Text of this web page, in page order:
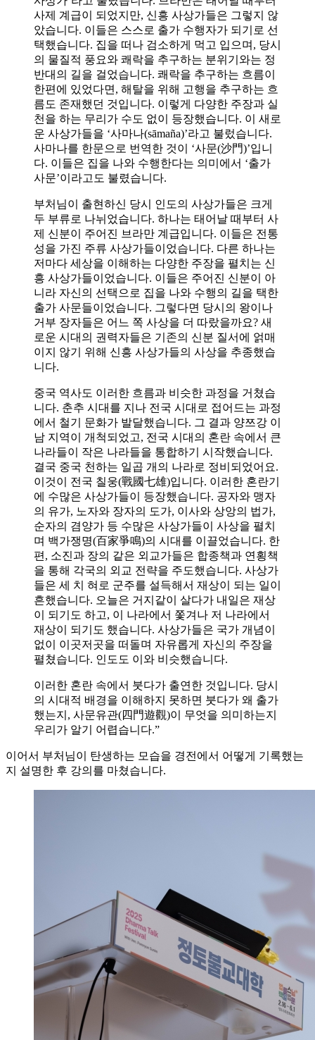
사제 계급이 되었지만, 신흥 사상가들은 그렇지 않
았습니다. 이들은 스스로 출가 수행자가 되기로 선
택했습니다. 집을 떠나 검소하게 먹고 입으며, 당시
의 물질적 풍요와 쾌락을 추구하는 분위기와는 정
반대의 길을 걸었습니다. 쾌락을 추구하는 흐름이
한편에 있었다면, 해탈을 위해 고행을 추구하는 흐
름도 존재했던 것입니다. 이렇게 다양한 주장과 실
천을 하는 무리가 수도 없이 등장했습니다. 이 새로
운 사상가들을 ‘사마나(sāmaña)’라고 불렀습니다.
사마나를 한문으로 번역한 것이 ‘사문(沙門)’입니
다. 이들은 집을 나와 수행한다는 의미에서 ‘출가
사문’이라고도 불렸습니다.
부처님이 출현하신 당시 인도의 사상가들은 크게
두 부류로 나뉘었습니다. 하나는 태어날 때부터 사
제 신분이 주어진 브라만 계급입니다. 이들은 전통
성을 가진 주류 사상가들이었습니다. 다른 하나는
저마다 세상을 이해하는 다양한 주장을 펼치는 신
흥 사상가들이었습니다. 이들은 주어진 신분이 아
니라 자신의 선택으로 집을 나와 수행의 길을 택한
출가 사문들이었습니다. 그렇다면 당시의 왕이나
거부 장자들은 어느 쪽 사상을 더 따랐을까요? 새
로운 시대의 권력자들은 기존의 신분 질서에 얽매
이지 않기 위해 신흥 사상가들의 사상을 추종했습
니다.
중국 역사도 이러한 흐름과 비슷한 과정을 거쳤습
니다. 춘추 시대를 지나 전국 시대로 접어드는 과정
에서 철기 문화가 발달했습니다. 그 결과 양쯔강 이
남 지역이 개척되었고, 전국 시대의 혼란 속에서 큰
나라들이 작은 나라들을 통합하기 시작했습니다.
결국 중국 천하는 일곱 개의 나라로 정비되었어요.
이것이 전국 칠웅(戰國七雄)입니다. 이러한 혼란기
에 수많은 사상가들이 등장했습니다. 공자와 맹자
의 유가, 노자와 장자의 도가, 이사와 상앙의 법가,
순자의 겸양가 등 수많은 사상가들이 사상을 펼치
며 백가쟁명(百家爭鳴)의 시대를 이끌었습니다. 한
편, 소진과 장의 같은 외교가들은 합종책과 연횡책
을 통해 각국의 외교 전략을 주도했습니다. 사상가
들은 세 치 혀로 군주를 설득해서 재상이 되는 일이
흔했습니다. 오늘은 거지같이 살다가 내일은 재상
이 되기도 하고, 이 나라에서 쫓겨나 저 나라에서
재상이 되기도 했습니다. 사상가들은 국가 개념이
없이 이곳저곳을 떠돌며 자유롭게 자신의 주장을
펼쳤습니다. 인도도 이와 비슷했습니다.
이러한 혼란 속에서 붓다가 출연한 것입니다. 당시
의 시대적 배경을 이해하지 못하면 붓다가 왜 출가
했는지, 사문유관(四門遊觀)이 무엇을 의미하는지
우리가 알기 어렵습니다.”
이어서 부처님이 탄생하는 모습을 경전에서 어떻게 기록했는
지 설명한 후 강의를 마쳤습니다.